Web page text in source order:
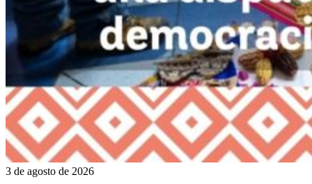
3 de agosto de 2026